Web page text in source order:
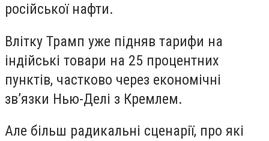
російської нафти.
Влітку Трамп уже підняв тарифи на
індійські товари на 25 процентних
пунктів, частково через економічні
зв’язки Нью-Делі з Кремлем.
Але більш радикальні сценарії, про які